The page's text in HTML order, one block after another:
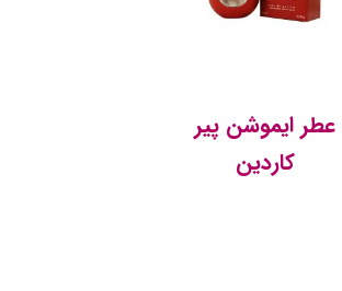
عطر ایموشن پیر
کاردین